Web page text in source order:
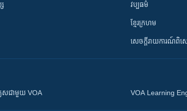
វប្បធម៌
ខ្មែរក្រហម
សេចក្តីរាយការណ៍ពិ
េស​​ជាមួយ VOA VOA Learning